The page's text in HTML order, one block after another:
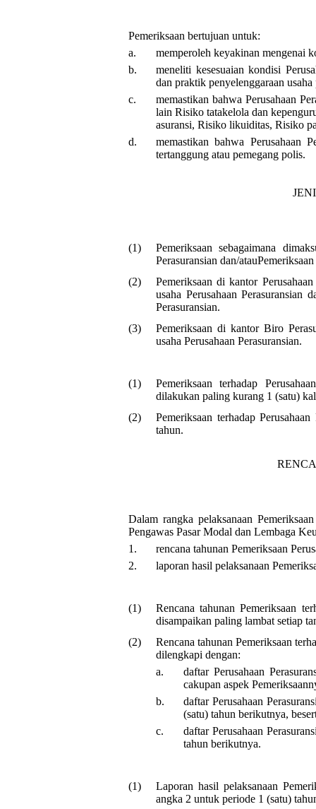
Pemeriksaan bertujuan untuk:
a.
memperoleh keyakinan mengenai
b.
meneliti kesesuaian kondisi
dan praktik penyelenggaraan usaha
c.
memastikan bahwa Perusahaan
lain Risiko tatakelola dan
asuransi, Risiko likuiditas, Risiko
d.
memastikan bahwa Perusahaan
tertanggung atau pemegang polis.
(1)
Pemeriksaan sebagaimana
Perasuransian dan/
(2)
Pemeriksaan di kantor
usaha Perusahaan Perasuransian
Perasuransian.
(3)
Pemeriksaan di kantor Biro
usaha Perusahaan Perasuransian.
(1)
Pemeriksaan terhadap
dilakukan paling kurang 1 (satu)
(2)
Pemeriksaan terhadap
tahun.
Dalam rangka pelaksanaan
Pengawas Pasar Modal dan Lembaga
1.
rencana tahunan Pemeriksaan
2.
laporan hasil pelaksanaan
(1)
Rencana tahunan Pemeriksaan
disampaikan paling lambat setiap
(2)
Rencana tahunan Pemeriksaan
dilengkapi dengan:
a.
daftar Perusahaan
cakupan aspek
b.
daftar Perusahaan
(satu) tahun berikutnya,
c.
daftar Perusahaan
tahun berikutnya.
(1)
Laporan hasil pelaksanaan
angka 2 untuk periode 1 (satu)